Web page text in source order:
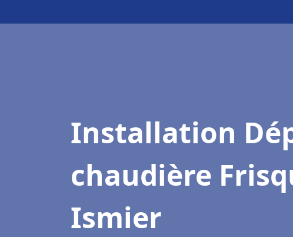
Installation
chaudière
Ismier